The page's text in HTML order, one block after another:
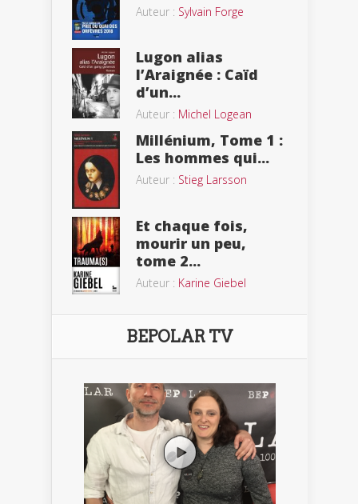
Auteur : Sylvain Forge
Lugon alias
l’Araignée : Caïd
d’un...
Auteur : Michel Logean
Millénium, Tome 1 :
Les hommes qui...
Auteur : Stieg Larsson
Et chaque fois,
mourir un peu,
tome 2...
Auteur : Karine Giebel
BEPOLAR TV